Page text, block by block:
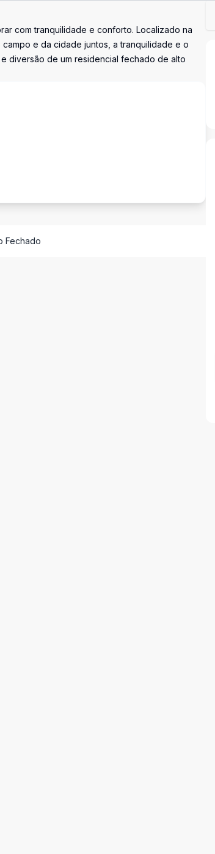
com tranquilidade e conforto. Localizado na
e da cidade juntos, a tranquilidade e o
diversão de um residencial fechado de alto
Fechado